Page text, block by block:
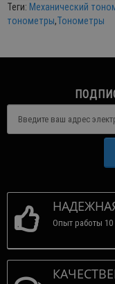
Теги: Механический
тонометры,Тонометры
Опыт работы